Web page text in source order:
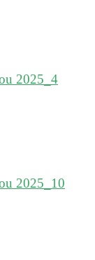
2025_4
2025_10